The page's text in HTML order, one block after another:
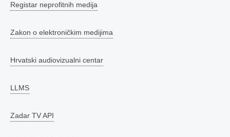
Registar neprofitnih medija
Zakon o elektroničkim medijima
Hrvatski audiovizualni centar
LLMS
Zadar TV API